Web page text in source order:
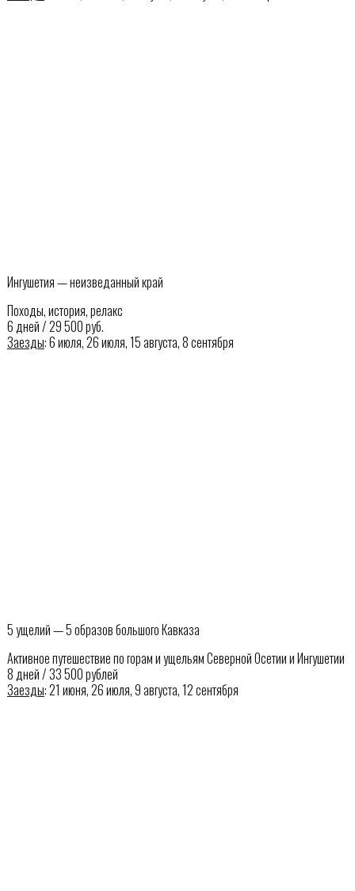
Ингушетия — неизведанный край
Походы, история, релакс
6 дней / 29 500 руб.
Заезды: 6 июля, 26 июля, 15 августа, 8 сентября
5 ущелий — 5 образов большого Кавказа
Активное путешествие по горам и ущельям Северной Осетии и Ингушетии
8 дней / 33 500 рублей
Заезды: 21 июня, 26 июля, 9 августа, 12 сентября